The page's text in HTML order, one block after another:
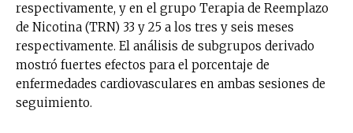
respectivamente, y en el grupo Terapia de Reemplazo
de Nicotina (TRN) 33 y 25 a los tres y seis meses
respectivamente. El análisis de subgrupos derivado
mostró fuertes efectos para el porcentaje de
enfermedades cardiovasculares en ambas sesiones de
seguimiento.